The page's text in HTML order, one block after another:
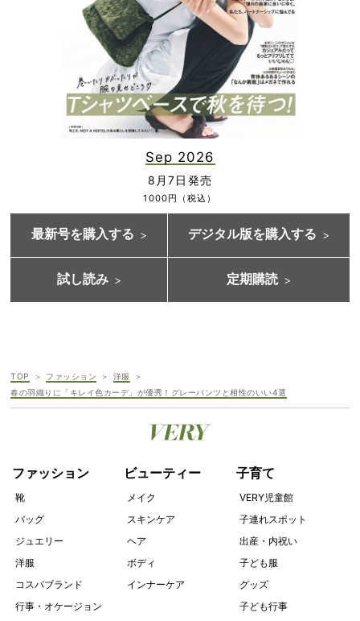
Sep 2026
8月7日発売
1000円（税込）
最新号を購入する デジタル版を購入する
試し読み 定期購読
TOP ファッション
洋服
春の羽織りに「キレイ色カーデ」が優秀！グレーパンツと相性のいい4選
ファッション
靴
バッグ
ジュエリー
洋服
コスパブランド
行事・オケージョン
ビューティー
メイク
スキンケア
ヘア
ボディ
インナーケア
子育て
VERY児童館
子連れスポット
出産・内祝い
子ども服
グッズ
子ども行事